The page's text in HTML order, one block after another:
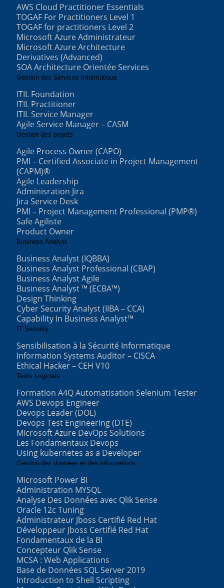
AWS Cloud Practitioner Essentials
TOGAF For Practitioners Level 1
TOGAF for practitioners Level 2
Microsoft Azure Administrateur
Microsoft Azure Architecture
Derivatives (Advanced)
SOA Architecture Orientée Services
Gestion des Services Informatique
ITIL Foundation
ITIL Practitioner
ITIL Service Manager
Agile Service Manager – CASM
Gestion des projets
Agile Process Owner (CAPO)
PMI – Certified Associate in Project Management
(CAPM)®
Agile Leadership
Adminisration Jira
Jira Service Desk
PMI – Project Management Professional (PMP®)
Safe Agiliste
Product Owner
Business Analyst
Business Analyst (IQBBA)
Business Analyst Professional (CBAP)
Business Analyst Agile
Business Analyst ™ (ECBA™)
Design Thinking
Cyber Security Analyst (IIBA – CCA)
Capability In Business Analyst™
IT Security
Sensibilisation à la Sécurité Informatique
Information Systems Auditor – CISCA
Ethical Hacker – CEH V10
Tests Logiciels
Formation A4Q Automatisation Selenium Tester
AWS Devops Engineer
Devops Leader (DOL)
Devops Test Engineering (DTE)
Microsoft Azure DevOps Solutions
Les Fondamentaux Devops
Using kubernetes as a Developer
Gestion des données et des informations
Microsoft Power BI
Administration MYSQL
Analyse Des Données avec Qlik Sense
Oracle 12c Tuning
Administrateur Jboss Certifié Red Hat
Développeur Jboss Certifié Red Hat
Fondamentaux de la BI
Concepteur Qlik Sense
MCSA : Web Applications
Base de Données SQL Server 2019
Introduction to Shell Scripting